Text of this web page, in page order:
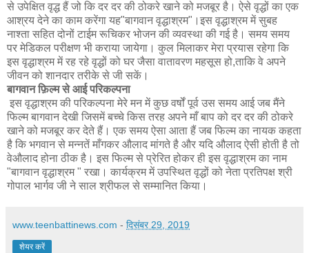
से उपेक्षित वृद्ध हैं जो कि दर दर की ठोकरे खाने को मजबूर है। ऐसे वृद्धों का एक
आश्रय देने का काम करेंगा यह"बागवान वृद्धाश्रम"।इस वृद्धाश्रम में सुबह
नाश्ता सहित दोनों टाईम रूचिकर भोजन की व्यवस्था की गई है। समय समय
पर मेडिकल परीक्षण भी कराया जायेगा। कुल मिलाकर मेरा प्रयास रहेगा कि
इस वृद्धाश्रम में रह रहे वृद्धों को घर जैसा वातावरण महसूस हो,ताकि वे अपने
जीवन को शानदार तरीके से जी सकें।
बागवान फ़िल्म से आई परिकल्पना
इस वृद्धाश्रम की परिकल्पना मेरे मन में कुछ वर्षों पूर्व उस समय आई जब मैंने
फिल्म बागवान देखी जिसमें बच्चे किस तरह अपने माँ बाप को दर दर की ठोकरे
खाने को मजबूर कर देते हैं। एक समय ऐसा आता हैं जब फिल्म का नायक कहता
है कि भगवान से मन्नतें माँगकर औलाद मांगते है और यदि औलाद ऐसी होती है तो
वेऔलाद होना ठीक है। इस फिल्म से प्रेरित होकर ही इस वृद्धाश्रम का नाम
"बागवान वृद्धाश्रम " रखा। कार्यक्रम में उपस्थित वृद्धों को नेता प्रतिपक्ष श्री
गोपाल भार्गव जी ने साल श्रीफल से सम्मानित किया।
www.teenbattinews.com - दिसंबर 29, 2019
शेयर करें